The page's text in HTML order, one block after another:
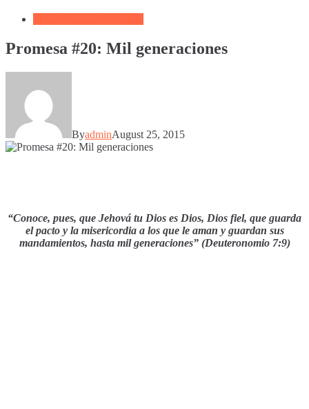
Promesa #20: Mil generaciones
ByadminAugust 25, 2015
“Conoce, pues, que Jehová tu Dios es Dios, Dios fiel, que guarda
el pacto y la misericordia a los que le aman y guardan sus
mandamientos, hasta mil generaciones” (Deuteronomio 7:9)